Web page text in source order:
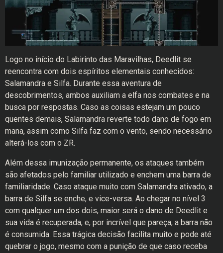
Logo no início do Labirinto das Maravilhas, Deedlit se
reencontra com dois espíritos elementais conhecidos:
Salamandra e Silfa. Durante essa aventura de
descobrimentos, ambos auxiliam a elfa nos combates e na
busca por respostas. Caso as coisas estejam um pouco
quentes demais, Salamandra reverte todo dano de fogo em
mana, assim como Silfa faz com o vento, sendo necessário
alterá-los com o ZR.
Além dessa imunização permanente, os ataques também
são afetados pelo familiar utilizado e enchem uma barra de
familiaridade. Caso ataque muito com Salamandra ativado, a
barra de Silfa se enche, e vice-versa. Ao chegar no nível 3
com qualquer um dos dois, maior será o dano de Deedlit e
sua vida é recuperada, e, por incrível que pareça, a barra não
é consumida. Essa trágica decisão facilita muito e pode até
quebrar o jogo, mesmo com a punição de que caso receba